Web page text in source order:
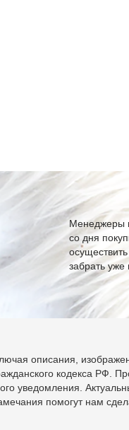
Менеджеры
со дня
забрать
описания,
кодекса РФ.
уведомления.
помогут нам